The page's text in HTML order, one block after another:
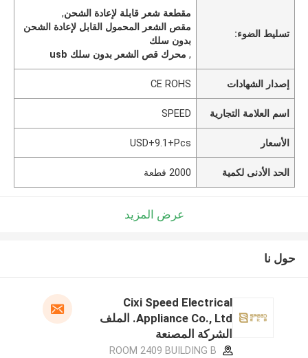
تسليط الضوء:
مقطعة شعر قابلة لإعادة الشحن,
مقص الشعر المحمول القابل لإعادة الشحن
بدون سلك
, محرك قص الشعر بدون سلك usb
إصدار الشهادات CE ROHS
اسم العلامة التجارية SPEED
الأسعار USD+9.1+Pcs
الحد الأدنى لكمية 2000 قطعة
عرض المزيد
حول نا
Cixi Speed Electrical
Appliance Co., Ltd. الملف
الشركة المصنعة
ROOM 2409 BUILDING B